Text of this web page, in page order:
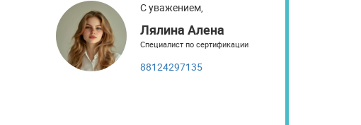
С уважением,
Лялина Алена
Специалист по сертификации
88124297135